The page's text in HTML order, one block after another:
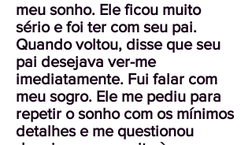
meu sonho. Ele ficou muito
sério e foi ter com seu pai.
Quando voltou, disse que seu
pai desejava ver-me
imediatamente. Fui falar com
meu sogro. Ele me pediu para
repetir o sonho com os mínimos
detalhes e me questionou